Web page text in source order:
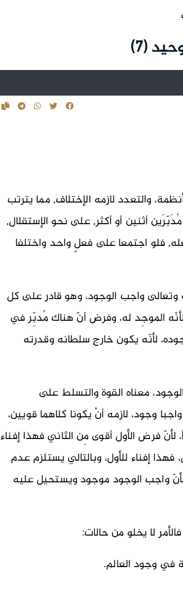
(7)
والتعدد لازمه الإختلاف, مما يترتب
أثنين أو أكثر, على نحو الإستقلال,
فلو اجتمعا على فعلٍ واحد واختلفا
وتعالى واجب الوجود، وهو قادر على كل
الموجِد له، وفرض أنّ هناك مُدبِّر في
لأنّه يكون خارج سلطانه وقدرته
معناه القوة والتسلط على
وجود، لازمه أنْ يكونا كلاهما قويين،
فرض الأول أقوى مِن الثاني فهذا إفناء
فهذا إفناء للأول، وبالتالي يستلزم عدم
لأنّ واجب الوجود موجود ويستحيل عليه
لا يخلو من حالات:
في وجود العالم.